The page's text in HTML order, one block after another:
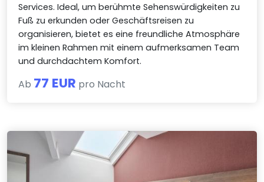
Services. Ideal, um berühmte Sehenswürdigkeiten zu
Fuß zu erkunden oder Geschäftsreisen zu
organisieren, bietet es eine freundliche Atmosphäre
im kleinen Rahmen mit einem aufmerksamen Team
und durchdachtem Komfort.
Ab 77 EUR pro Nacht